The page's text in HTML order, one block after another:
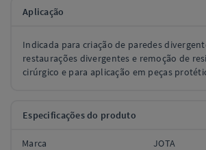
Aplicação
Indicada para criação de paredes
restaurações divergentes e remoção de
cirúrgico e para aplicação em peças
Especificações do produto
Marca JOTA